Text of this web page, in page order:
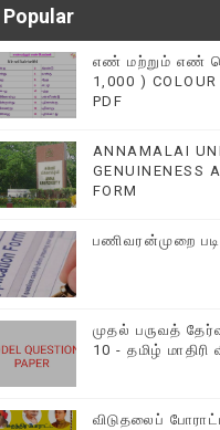
Popular
எண் மற்றும் எண்
1,000 ) COLOUR
PDF
ANNAMALAI
GENUINENESS
FORM
பணிவரன்முறை
முதல் பருவத்
10 - தமிழ்
விடுதலைப்